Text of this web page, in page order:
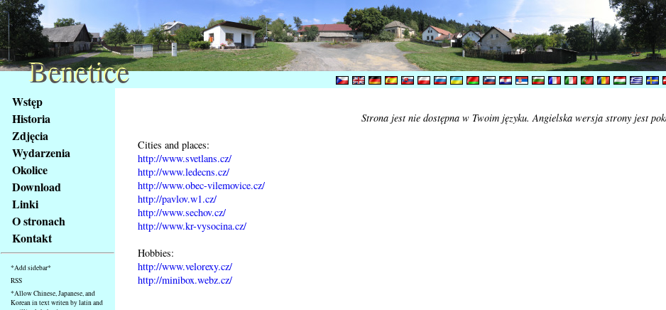
obsah
stránky
Klávesové
zkratky
tomto
webu
základní
Hlavní
strana
Wstęp
Historia
Zdjęcia
Wydarzenia
Okolice
Download
Linki
O stronach
Kontakt
*Add sidebar*
RSS
*Allow Chinese, Japanese, and
Korean in text writen by latin and
Strona jest nie dostępna w Twoim języku. Angielska wersja strony jest
Cities and places:
http://www.svetlans.cz/
http://www.ledecns.cz/
http://www.obec-vilemovice.cz/
http://pavlov.w1.cz/
http://www.sechov.cz/
http://www.kr-vysocina.cz/
Hobbies:
http://www.velorexy.cz/
http://minibox.webz.cz/
Benetice
Benetice